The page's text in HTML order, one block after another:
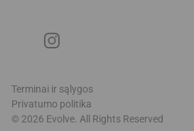
© 2026 Evolve. All Rights Reserved
Terminai ir sąlygos
Privatumo politika